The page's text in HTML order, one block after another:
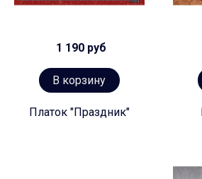
1 190 руб
В корзину
Платок "Праздник"